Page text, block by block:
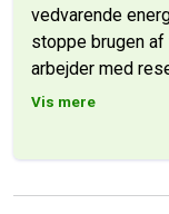
vedvarende
stoppe brugen
arbejder med
Vis mere